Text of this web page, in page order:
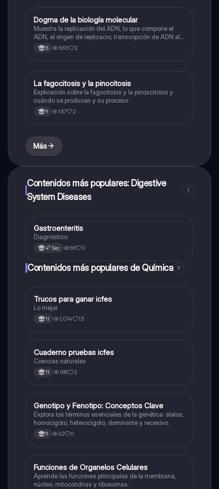
Biologia
Dogma de la biología molecular
Muestra la replicación del ADN, lo que compone el
ADN, el origen de replicacio, transcripción de ADN al
ARN y traducción de ARN a proteína.
8 383 2
Biologia
La fagocitosis y la pinocitosis
Explicación sobre la fagocitosis y la pinoscitosis y
cuándo se producen y su proceso
9 137 2
Más
Contenidos más populares: Digestive
System Diseases
1
Biologia
Gastroenteritis
Diagnóstico
4° Sec 58 0
Contenidos más populares de Química 9
Química
Trucos para ganar icfes
Lo mejor
11 1,074 13
Biologia
Cuaderno pruebas icfes
Ciencias naturales
11 185 2
GBiologia
Genotipo y Fenotipo: Conceptos Clave
Explora los términos esenciales de la genética: alelos,
homocigoto, heterocigoto, dominante y recesivo.
9 62 0
FBiologia
Funciones de Organelos Celulares
Aprende las funciones principales de la membrana,
núcleo, mitocondrias y ribosomas.